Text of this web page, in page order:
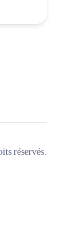
réservés.